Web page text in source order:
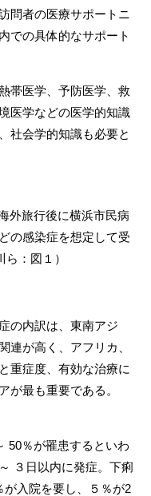
問者の医療サポートニ
での具体的なサポート
帯医学、予防医学、救
医学などの医学的知識
社会学的知識も必要と
外旅行後に横浜市民病
の感染症を想定して受
：図１）
の内訳は、東南アジ
連が高く、アフリカ、
重症度、有効な治療に
が最も重要である。
％が罹患するといわ
３日以内に発症。下痢
入院を要し、５％が2